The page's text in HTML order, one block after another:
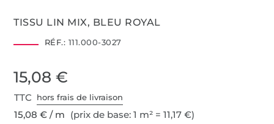
TISSU LIN MIX, BLEU ROYAL
RÉF.: 111.000-3027
15,08 €
TTC hors frais de livraison
15,08 € / m (prix de base: 1 m² = 11,17 €)